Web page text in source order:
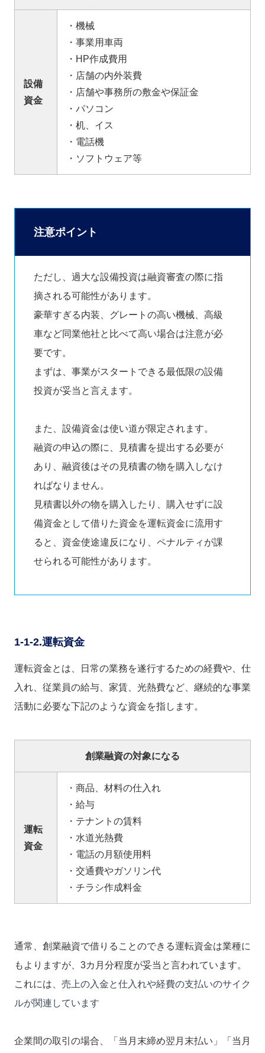
設備
資金
・機械
・事業用車両
・HP作成費用
・店舗の内外装費
・店舗や事務所の敷金や保証金
・パソコン
・机、イス
・電話機
・ソフトウェア等
注意ポイント
ただし、過大な設備投資は融資審査の際に指
摘される可能性があります。
豪華すぎる内装、グレートの高い機械、高級
車など同業他社と比べて高い場合は注意が必
要です。
まずは、事業がスタートできる最低限の設備
投資が妥当と言えます。
また、設備資金は使い道が限定されます。
融資の申込の際に、見積書を提出する必要が
あり、融資後はその見積書の物を購入しなけ
ればなりません。
見積書以外の物を購入したり、購入せずに設
備資金として借りた資金を運転資金に流用す
ると、資金使途違反になり、ペナルティが課
せられる可能性があります。
1-1-2.運転資金
運転資金とは、日常の業務を遂行するための経費や、仕
入れ、従業員の給与、家賃、光熱費など、継続的な事業
活動に必要な下記のような資金を指します。
創業融資の対象になる
運転
資金
・商品、材料の仕入れ
・給与
・テナントの賃料
・水道光熱費
・電話の月額使用料
・交通費やガソリン代
・チラシ作成料金
通常、創業融資で借りることのできる運転資金は業種に
もよりますが、3カ月分程度が妥当と言われています。
これには、 売上の入金と仕入れや経費の支払いのサイク
ルが関連しています
企業間の取引の場合、「当月末締め翌月末払い」「当月